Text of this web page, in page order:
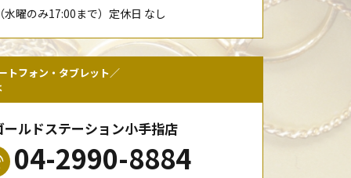
水曜のみ17:00まで）定休日 なし
トフォン・タブレット／
ールドステーション小手指店
04-2990-8884